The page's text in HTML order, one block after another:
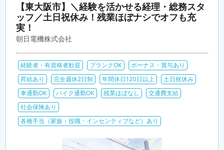
【東大阪市】＼経験を活かせる経理・総務スタ
ッフ／土日祝休み！残業ほぼナシでオフも充
実！
朝日電機株式会社
経験者・有資格者歓迎 ブランクOK
ボーナス・賞与あり
昇給あり
完全週休2日制 年間休日120日以上
土日祝休み
車通勤OK
バイク通勤OK 残業ほぼなし
交通費支給
社会保険あり
各種手当（家族・役職・インセンティブなど）あり